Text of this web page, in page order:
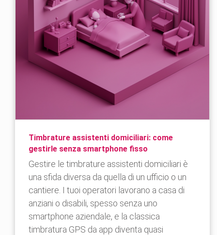
Timbrature assistenti domiciliari: come
gestirle senza smartphone fisso
Gestire le timbrature assistenti domiciliari è
una sfida diversa da quella di un ufficio o un
cantiere. I tuoi operatori lavorano a casa di
anziani o disabili, spesso senza uno
smartphone aziendale, e la classica
timbratura GPS da app diventa quasi